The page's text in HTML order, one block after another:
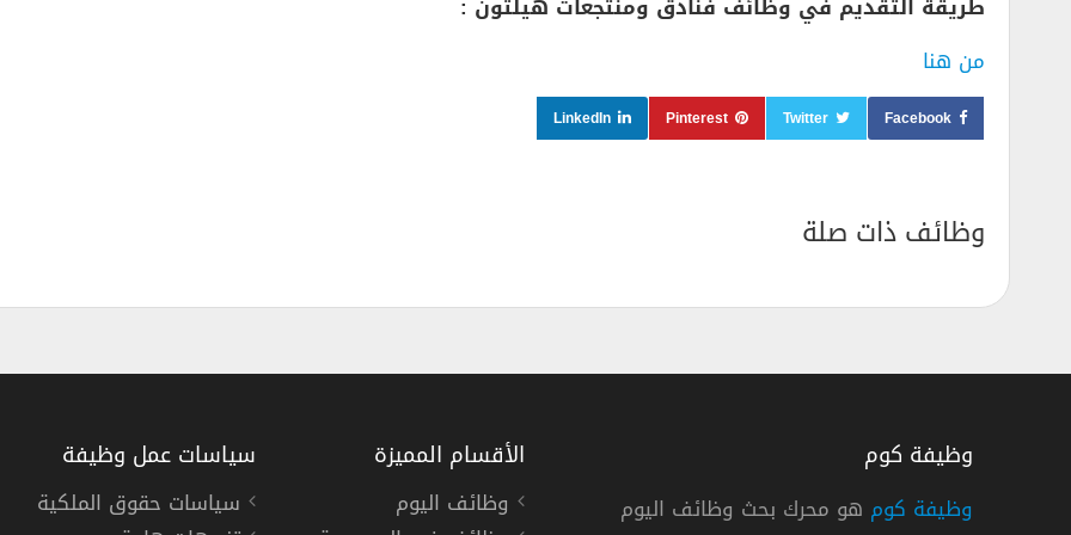
من هنا
Facebook
Twitter
Pinterest
LinkedIn
وظائف ذات صلة
وظيفة كوم
وظيفة كوم هو محرك بحث وظائف اليوم
الأقسام المميزة
وظائف اليوم
سياسات عمل وظيفة
سياسات حقوق الملكية